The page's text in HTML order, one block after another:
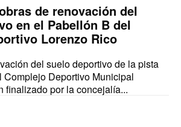
de renovación del
en el Pabellón B del
Lorenzo Rico
del suelo deportivo de la pista
Deportivo Municipal
finalizado por la concejalía...